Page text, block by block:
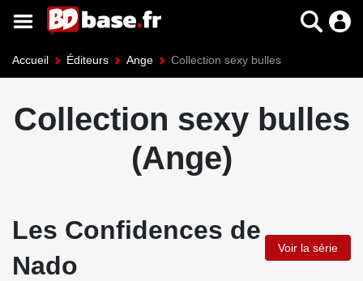
Accueil Éditeurs Ange Collection sexy bulles
Collection sexy bulles
(Ange)
Les Confidences de
Nado
Voir la série